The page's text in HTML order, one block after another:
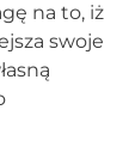
na to, iż
swoje